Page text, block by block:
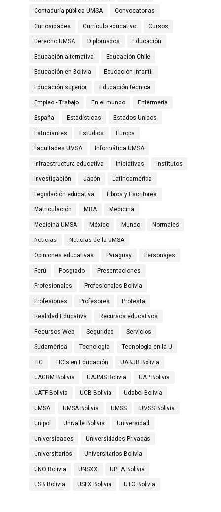
Contaduría pública UMSA Convocatorias
Curiosidades Currículo educativo Cursos
Derecho UMSA Diplomados Educación
Educación alternativa Educación Chile
Educación en Bolivia Educación infantil
Educación superior Educación técnica
Empleo - Trabajo En el mundo Enfermería
España Estadísticas Estados Unidos
Estudiantes Estudios Europa
Facultades UMSA Informática UMSA
Infraestructura educativa Iniciativas Institutos
Investigación Japón Latinoamérica
Legislación educativa Libros y Escritores
Matriculación MBA Medicina
Medicina UMSA México Mundo Normales
Noticias Noticias de la UMSA
Opiniones educativas Paraguay Personajes
Perú Posgrado Presentaciones
Profesionales Profesionales Bolivia
Profesiones Profesores Protesta
Realidad Educativa Recursos educativos
Recursos Web Seguridad Servicios
Sudamérica Tecnología Tecnología en la U
TIC TIC's en Educación UABJB Bolivia
UAGRM Bolivia UAJMS Bolivia UAP Bolivia
UATF Bolivia UCB Bolivia Udabol Bolivia
UMSA UMSA Bolivia UMSS UMSS Bolivia
Unipol Univalle Bolivia Universidad
Universidades Universidades Privadas
Universitarios Universitarios Bolivia
UNO Bolivia UNSXX UPEA Bolivia
USB Bolivia USFX Bolivia UTO Bolivia